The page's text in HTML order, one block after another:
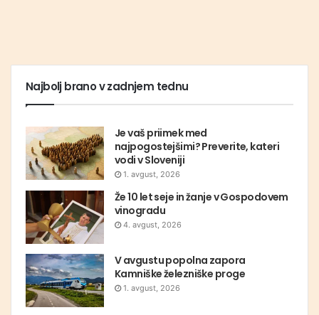
Najbolj brano v zadnjem tednu
Je vaš priimek med
najpogostejšimi? Preverite, kateri
vodi v Sloveniji
1. avgust, 2026
Že 10 let seje in žanje v Gospodovem
vinogradu
4. avgust, 2026
V avgustu popolna zapora
Kamniške železniške proge
1. avgust, 2026